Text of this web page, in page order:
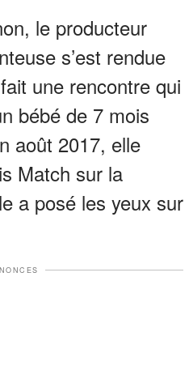
le producteur
s’est rendue
une rencontre qui
bébé de 7 mois
août 2017, elle
Match sur la
a posé les yeux sur